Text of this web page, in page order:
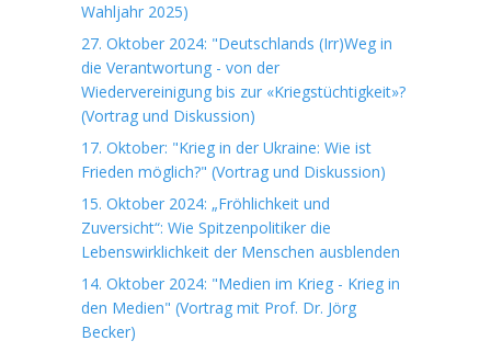
Wahljahr 2025)
27. Oktober 2024: "Deutschlands (Irr)Weg in
die Verantwortung - von der
Wiedervereinigung bis zur «Kriegstüchtigkeit»?
(Vortrag und Diskussion)
17. Oktober: "Krieg in der Ukraine: Wie ist
Frieden möglich?" (Vortrag und Diskussion)
15. Oktober 2024: „Fröhlichkeit und
Zuversicht“: Wie Spitzenpolitiker die
Lebenswirklichkeit der Menschen ausblenden
14. Oktober 2024: "Medien im Krieg - Krieg in
den Medien" (Vortrag mit Prof. Dr. Jörg
Becker)